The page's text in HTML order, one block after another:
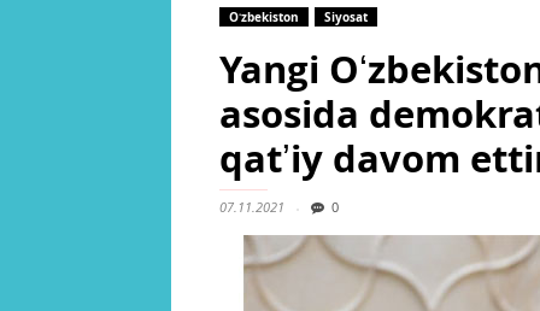
Oʻzbekiston
Siyosat
Yangi
asosida
qatʼiy davom
07.11.2021 0